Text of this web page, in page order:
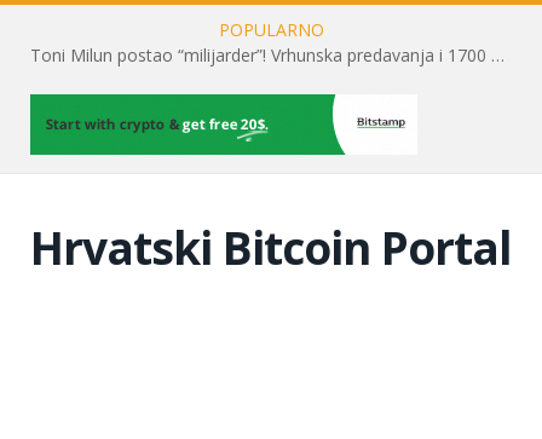
POPULARNO
Toni Milun postao “milijarder”! Vrhunska predavanja i 1700 posjetitelja obilježili su mjesec financijske pismenosti
Hrvatski Bitcoin Portal